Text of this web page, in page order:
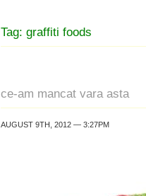
Tag: graffiti foods
ce-am mancat vara asta
AUGUST 9TH, 2012 — 3:27PM